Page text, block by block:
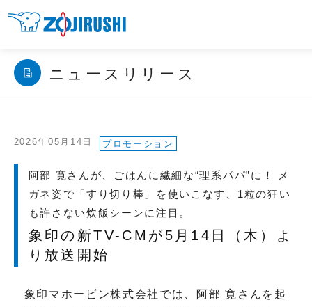
ニュースリリース
2026年05月14日 プロモーション
阿部 寛さんが、ごはんに繊細な“理系パパ”に！ メ
ガネ姿で「すり切り棒」を使いこなす、1粒の狂い
も許さない炊飯シーンに注目。
象印の新TV-CMが5月14日（木）よ
り放送開始
象印マホービン株式会社では、阿部 寛さんを起